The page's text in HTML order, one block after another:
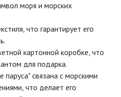
моря и морских
что гарантирует его
картонной коробке, что
для подарка.
паруса" связана с морскими
что делает его